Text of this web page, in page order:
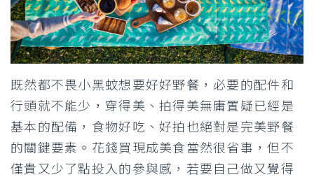
既然都不畏小黑蚊想要好好野餐，必要的配件和
行頭就不能少，穿得美、拍得美無庸置疑已經是
基本的配備，食物好吃、好拍也絕對是完美野餐
的關鍵要素。花錢買現成美食當然很省事，但不
僅貴又少了點投入的參與感，若要自己做又覺得